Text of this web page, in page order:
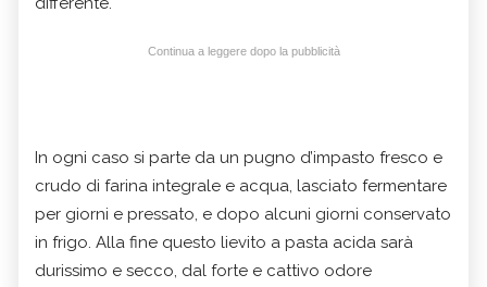
Continua a leggere dopo la pubblicità
In ogni caso si parte da un pugno d’impasto fresco e
crudo di farina integrale e acqua, lasciato fermentare
per giorni e pressato, e dopo alcuni giorni conservato
in frigo. Alla fine questo lievito a pasta acida sarà
durissimo e secco, dal forte e cattivo odore